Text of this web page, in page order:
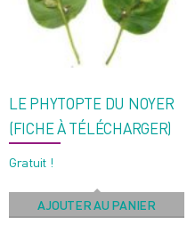
ancien
LE PHYTOPTE DU NOYER
(FICHE À TÉLÉCHARGER)
Gratuit !
AJOUTER AU PANIER